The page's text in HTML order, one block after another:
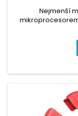
Nejmenší
mikroprocesorem
kompaktní a
elektrickému